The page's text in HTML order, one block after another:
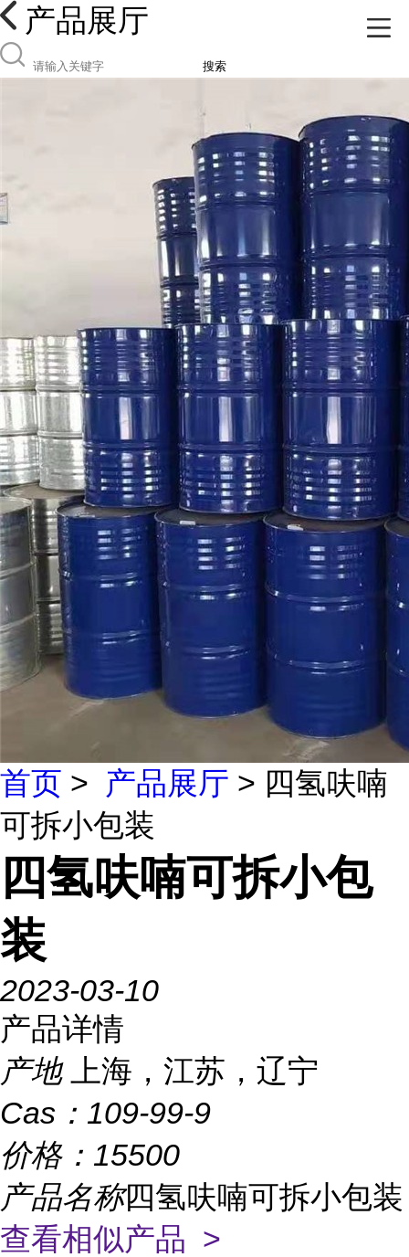
产品展厅
搜索
首页 > 产品展厅 > 四氢呋喃
可拆小包装
四氢呋喃可拆小包
装
2023-03-10
产品详情
产地
上海，江苏，辽宁
Cas： 109-99-9
价格： 15500
产品名称四氢呋喃可拆小包装
查看相似产品 >